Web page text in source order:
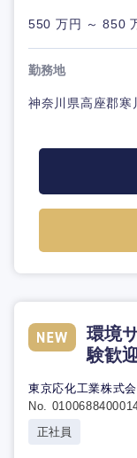
550 万円 ～ 850
勤務地
神奈川県高座郡寒
環境
験歓
東京応化工業株式
No.
正社員